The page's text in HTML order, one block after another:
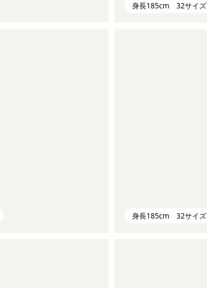
身長185cm 32サイズ
身長185cm 32サイズ